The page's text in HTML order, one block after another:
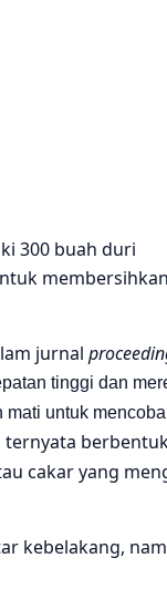
300 buah duri
membersihkan
jurnal
tinggi dan
mati untuk mencoba
cakar yang
kebelakang,